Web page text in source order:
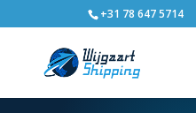
+31 78 647 5714